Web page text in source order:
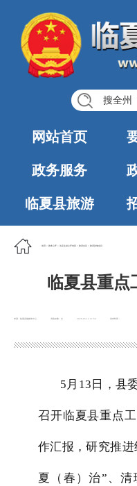
搜全州
网站首页
政务服务
临夏县旅游
首页 政务公开 法定主动公开内容 政府会议 政府其他会议
临夏县重点
浏览次数： 发布时间：
2026-05-14 11:59
5 月 13 日，县
召开临夏县重点
作汇报，研究推
夏（春）治” 、清